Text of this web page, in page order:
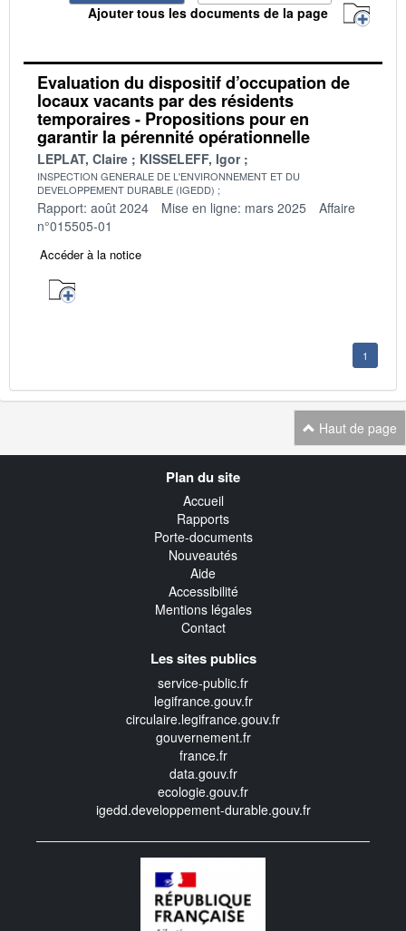
Ajouter tous les documents de la page
Evaluation du dispositif d’occupation de
locaux vacants par des résidents
temporaires - Propositions pour en
garantir la pérennité opérationnelle
LEPLAT, Claire KISSELEFF, Igor
INSPECTION GENERALE DE L'ENVIRONNEMENT ET DU
DEVELOPPEMENT DURABLE (IGEDD)
Rapport: août 2024 Mise en ligne: mars 2025
Affaire
n°015505-01
Accéder à la notice
1
Haut de page
Plan du site
Accueil
Rapports
Porte-documents
Nouveautés
Aide
Accessibilité
Mentions légales
Contact
Les sites publics
service-public.fr
legifrance.gouv.fr
circulaire.legifrance.gouv.fr
gouvernement.fr
france.fr
data.gouv.fr
ecologie.gouv.fr
igedd.developpement-durable.gouv.fr